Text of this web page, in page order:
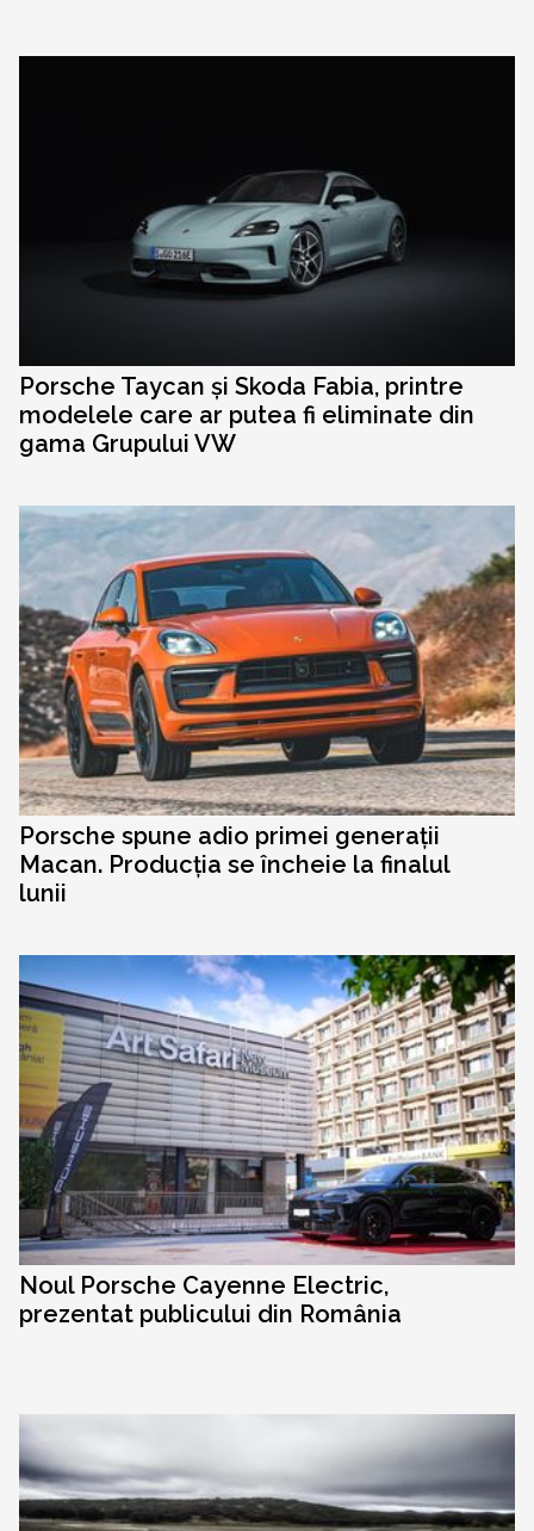
Porsche Taycan și Skoda Fabia, printre
modelele care ar putea fi eliminate din
gama Grupului VW
Porsche spune adio primei generații
Macan. Producția se încheie la finalul
lunii
Noul Porsche Cayenne Electric,
prezentat publicului din România